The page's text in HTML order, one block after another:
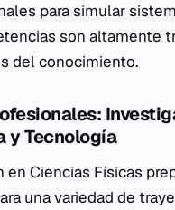
para simular
son altamente
del conocimiento.
y Tecnología
en Ciencias Físicas
una variedad de